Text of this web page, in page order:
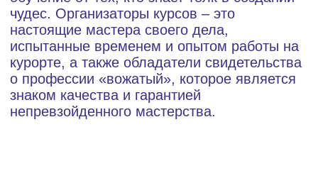
направленная на разбор реальных ситуаций
и кейсов, где участники шлифуют свои
Практика